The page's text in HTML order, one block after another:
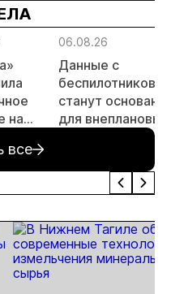
на
06.08.26
Данные с
беспилотников
станут
для внеплановых
все